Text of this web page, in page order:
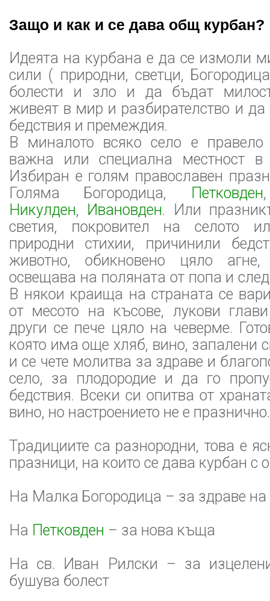
Защо и как и се дава общ курбан?
Идеята на курбана е да се измоли
сили ( природни, светци,
болести и зло и да бъдат
живеят в мир и разбирателство и да
бедствия и премеждия.
В миналото всяко село е
важна или специална местност в
Избиран е голям православен
Голяма Богородица,
Петковден
Никулден, Ивановден. Или
светия, покровител на селото
природни стихии, причинили
животно, обикновено цяло
освещава на поляната от попа и
В някои краища на страната се
от месото на късове, лукови
други се пече цяло на чеверме.
която има още хляб, вино, запалени
и се чете молитва за здраве и
село, за плодородие и да го
бедствия. Всеки си опитва от
вино, но настроението не е празнично.
Традициите са разнородни, това е
празници, на които се дава курбан с
На Малка Богородица – за здраве на
На Петковден – за нова къща
На св. Иван Рилски – за
бушува болест